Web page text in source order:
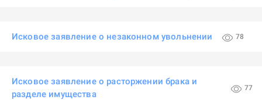
Исковое заявление о незаконном увольнении 78
Исковое заявление о расторжении брака и
разделе имущества
77